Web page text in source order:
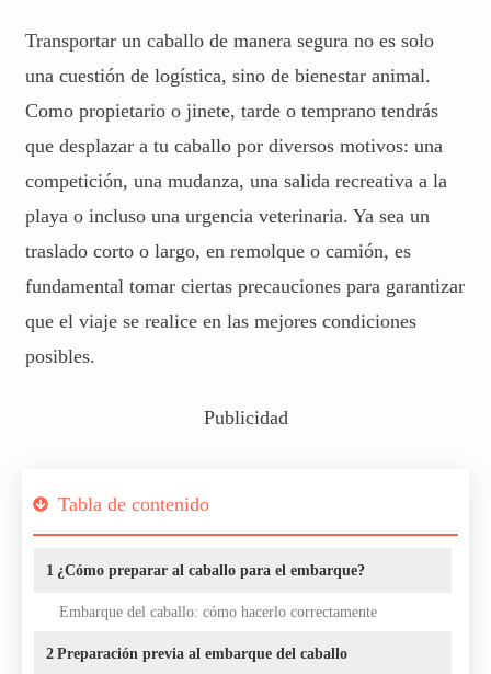
Transportar un caballo de manera segura no es solo
una cuestión de logística, sino de bienestar animal.
Como propietario o jinete, tarde o temprano tendrás
que desplazar a tu caballo por diversos motivos: una
competición, una mudanza, una salida recreativa a la
playa o incluso una urgencia veterinaria. Ya sea un
traslado corto o largo, en remolque o camión, es
fundamental tomar ciertas precauciones para garantizar
que el viaje se realice en las mejores condiciones
posibles.
Publicidad
Tabla de contenido
1 ¿Cómo preparar al caballo para el embarque?
Embarque del caballo: cómo hacerlo correctamente
2 Preparación previa al embarque del caballo